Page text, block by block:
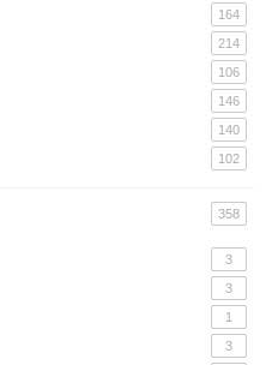
164
214
106
146
140
102
358
3
3
1
3